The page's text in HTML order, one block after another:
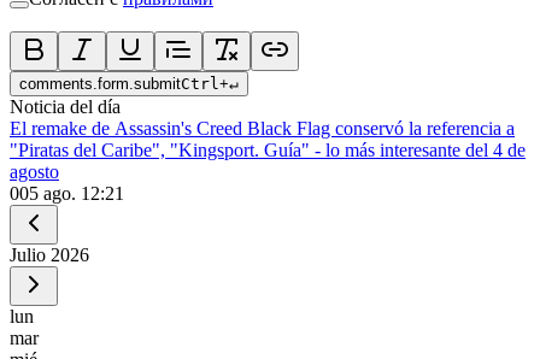
comments.form.submitCtrl +↵
Noticia del día
El remake de Assassin's Creed Black Flag conservó la referencia a
"Piratas del Caribe", "Kingsport. Guía" - lo más interesante del 4 de
agosto
005 ago. 12:21
Julio 2026
lun
mar